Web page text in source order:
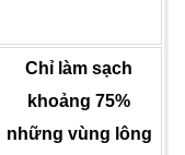
Chỉ làm sạch
khoảng 75%
những vùng lông